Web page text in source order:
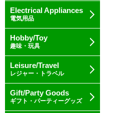
Electrical Appliances
電気用品
Hobby/Toy
趣味・玩具
Leisure/Travel
レジャー・トラベル
Gift/Party Goods
ギフト・パーティーグッズ